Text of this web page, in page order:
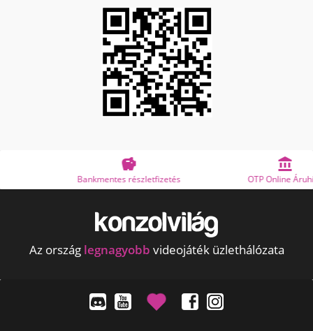
Bankmentes részletfizetés OTP Online Áruhitel
Az ország legnagyobb videojáték üzlethálózata